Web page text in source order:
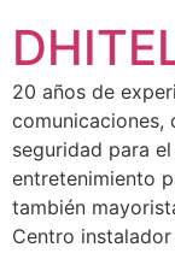
20 años de
comunicaciones,
seguridad para
entretenimiento
también
Centro